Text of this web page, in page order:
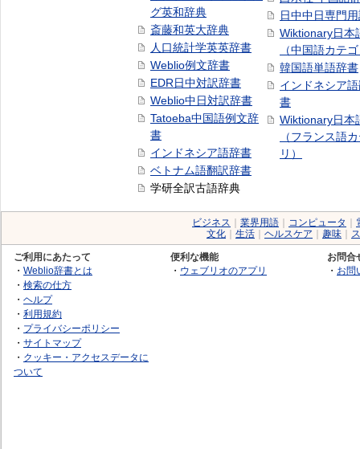
グ英和辞典
斎藤和英大辞典
人口統計学英英辞書
Weblio例文辞書
EDR日中対訳辞書
Weblio中日対訳辞書
Tatoeba中国語例文辞
書
インドネシア語辞書
ベトナム語翻訳辞書
学研全訳古語辞典
日中中日専門
Wiktionary日本
（中国語カテ
韓国語単語辞書
インドネシア
書
Wiktionary日本
（フランス語
リ）
ビジネス 業界用語 コンピュータ
文化
生活 ヘルスケア 趣味
ご利用にあたって
・ Weblio辞書とは
・ 検索の仕方
・ ヘルプ
・ 利用規約
・ プライバシーポリシー
・ サイトマップ
・ クッキー・アクセスデータに
ついて
便利な機能
・ ウェブリオのアプリ
お問合
・ お問